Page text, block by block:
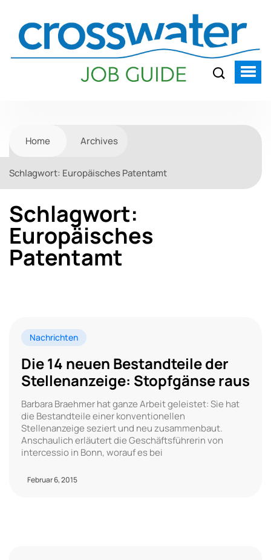
Home Archives
Schlagwort: Europäisches Patentamt
Schlagwort:
Europäisches
Patentamt
Nachrichten
Die 14 neuen Bestandteile der
Stellenanzeige: Stopfgänse raus
Barbara Braehmer hat ganze Arbeit geleistet: Sie hat
die Bestandteile einer konventionellen
Stellenanzeige seziert und neu zusammenbaut.
Anschaulich erläutert die Geschäftsführerin von
intercessio in Bonn, worauf es bei
Februar 6, 2015